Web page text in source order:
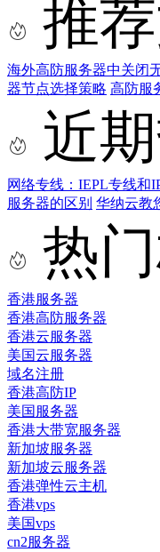
推
海外高防服务器中关闭
器节点选择策略 高防服
近
网络专线：IEPL专线和
服务器的区别 华纳云教
热
香港服务器
香港高防服务器
香港云服务器
美国云服务器
域名注册
香港高防IP
美国服务器
香港大带宽服务器
新加坡服务器
新加坡云服务器
香港弹性云主机
香港vps
美国vps
cn2服务器